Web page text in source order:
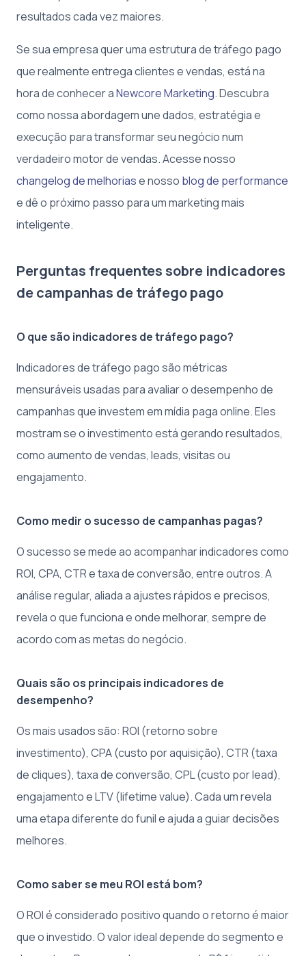
resultados cada vez maiores.
Se sua empresa quer uma estrutura de tráfego pago
que realmente entrega clientes e vendas, está na
hora de conhecer aNewcore Marketing. Descubra
como nossa abordagem une dados, estratégia e
execução para transformar seu negócio num
verdadeiro motor de vendas. Acesse nosso
changelog de melhoriase nosso blog de performance
e dê o próximo passo para um marketing mais
inteligente.
Perguntas frequentes sobre indicadores
de campanhas de tráfego pago
O que são indicadores de tráfego pago?
Indicadores de tráfego pago são métricas
mensuráveis usadas para avaliar o desempenho de
campanhas que investem em mídia paga online. Eles
mostram se o investimento está gerando resultados,
como aumento de vendas, leads, visitas ou
engajamento.
Como medir o sucesso de campanhas pagas?
O sucesso se mede ao acompanhar indicadores como
ROI, CPA, CTR e taxa de conversão, entre outros. A
análise regular, aliada a ajustes rápidos e precisos,
revela o que funciona e onde melhorar, sempre de
acordo com as metas do negócio.
Quais são os principais indicadores de
desempenho?
Os mais usados são: ROI (retorno sobre
investimento), CPA (custo por aquisição), CTR (taxa
de cliques), taxa de conversão, CPL (custo por lead),
engajamento e LTV (lifetime value). Cada um revela
uma etapa diferente do funil e ajuda a guiar decisões
melhores.
Como saber se meu ROI está bom?
O ROI é considerado positivo quando o retorno é maior
que o investido. O valor ideal depende do segmento e